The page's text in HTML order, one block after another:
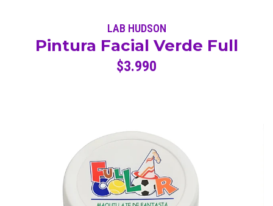
LAB HUDSON
Pintura Facial Verde Full
$3.990